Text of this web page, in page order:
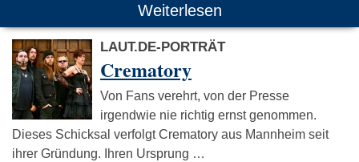
Weiterlesen
LAUT.DE-PORTRÄT
Crematory
Von Fans verehrt, von der Presse
irgendwie nie richtig ernst genommen.
Dieses Schicksal verfolgt Crematory aus Mannheim seit
ihrer Gründung. Ihren Ursprung …